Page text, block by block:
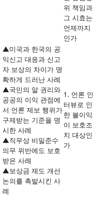
위 책임과
그 시효는
언제까지
인가
▲미국과 한국의 공
익신고 대응과 신고
자 보상의 차이가 명
확하게 드러난 사례
▲국민의 알 권리와
공공의 이익 관점에
서 언론 제보 행위가
구제받는 기준을 명
시한 사례
▲직무상 비밀준수
의무 위반에도 보호
받은 사례
▲보상금 제도 개선
논의를 촉발시킨 사
례
1. 언론 인
터뷰로 인
한 불이익
이 보호조
치 대상인
가